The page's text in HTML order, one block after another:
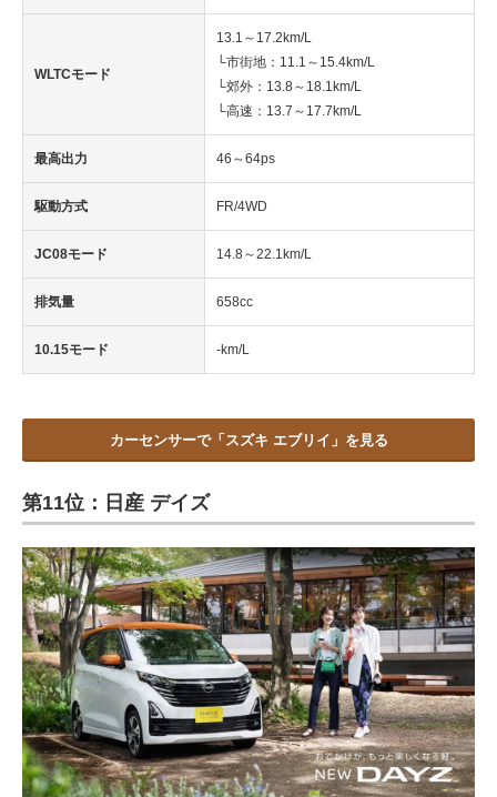
WLTCモード
13.1～17.2km/L
└市街地：11.1～15.4km/L
└郊外：13.8～18.1km/L
└高速：13.7～17.7km/L
最高出力 46～64ps
駆動方式 FR/4WD
JC08モード 14.8～22.1km/L
排気量 658cc
10.15モード -km/L
カーセンサーで「スズキ エブリイ」を見る
第11位：日産 デイズ